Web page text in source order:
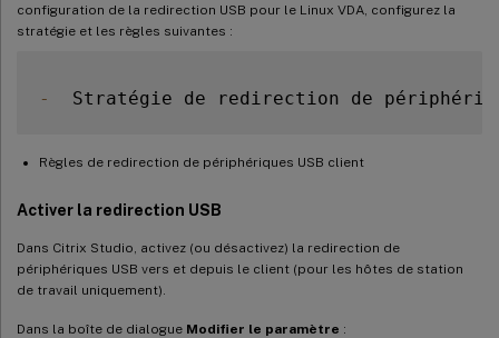
configuration de la redirection USB pour le Linux VDA, configurez la
stratégie et les règles suivantes :
-
Stratégie de redirection de
Règles de redirection de périphériques USB client
Activer la redirection USB
Dans Citrix Studio, activez (ou désactivez) la redirection de
périphériques USB vers et depuis le client (pour les hôtes de station
de travail uniquement).
Dans la boîte de dialogue Modifier le paramètre :